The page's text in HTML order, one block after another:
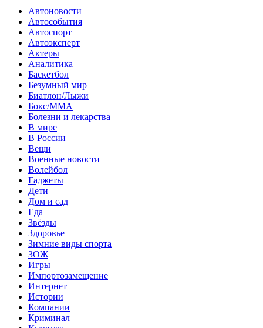
Автоновости
Автособытия
Автоспорт
Автоэксперт
Актеры
Аналитика
Баскетбол
Безумный мир
Биатлон/Лыжи
Бокс/MMA
Болезни и лекарства
В мире
В России
Вещи
Военные новости
Волейбол
Гаджеты
Дети
Дом и сад
Еда
Звёзды
Здоровье
Зимние виды спорта
ЗОЖ
Игры
Импортозамещение
Интернет
Истории
Компании
Криминал